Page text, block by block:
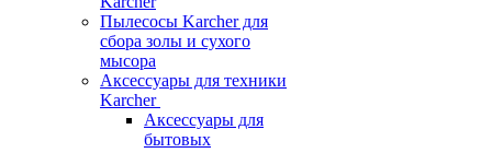
Пылесосы Karcher для
сбора золы и сухого
мысора
Аксессуары для техники
Karcher
Аксессуары для
бытовых